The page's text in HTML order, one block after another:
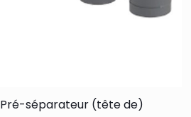
Pré-séparateur (tête de)